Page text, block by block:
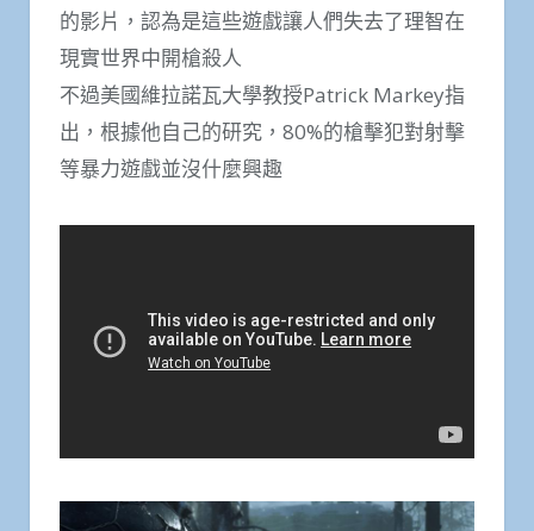
的影片，認為是這些遊戲讓人們失去了理智在
現實​​世界中開槍殺人
不過美國維拉諾瓦大學教授Patrick Markey指
出，根據他自己的研究，80%的槍擊犯對射擊
等暴力遊戲並沒什麼興趣